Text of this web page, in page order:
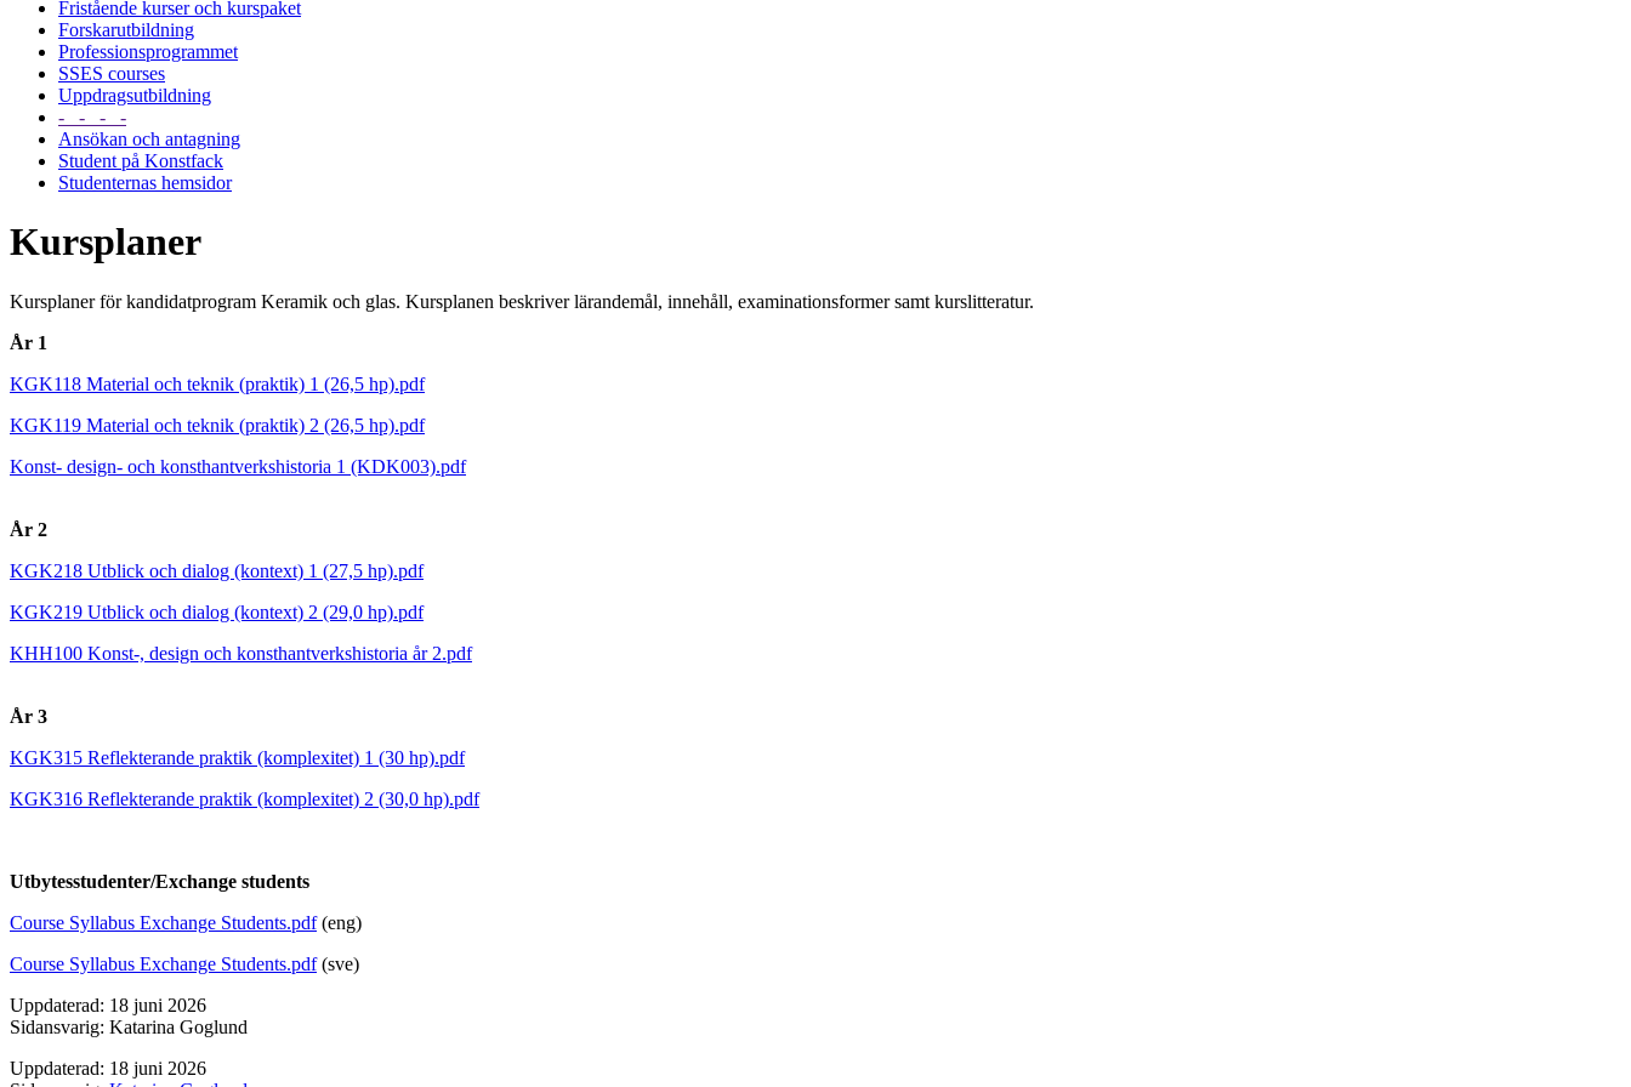
Fristående kurser och kurspaket
Forskarutbildning
Professionsprogrammet
SSES courses
Uppdragsutbildning
- - - -
Ansökan och antagning
Student på Konstfack
Studenternas hemsidor
Kursplaner
Kursplaner för kandidatprogram Keramik och glas. Kursplanen beskriver lärandemål, innehåll, examinationsformer samt kurslitteratur.
År 1
KGK118 Material och teknik (praktik) 1 (26,5 hp).pdf
KGK119 Material och teknik (praktik) 2 (26,5 hp).pdf
Konst- design- och konsthantverkshistoria 1 (KDK003).pdf
År 2
KGK218 Utblick och dialog (kontext) 1 (27,5 hp).pdf
KGK219 Utblick och dialog (kontext) 2 (29,0 hp).pdf
KHH100 Konst-, design och konsthantverkshistoria år 2.pdf
År 3
KGK315 Reflekterande praktik (komplexitet) 1 (30 hp).pdf
KGK316 Reflekterande praktik (komplexitet) 2 (30,0 hp).pdf
Utbytesstudenter/Exchange students
Course Syllabus Exchange Students.pdf(eng)
Course Syllabus Exchange Students.pdf(sve)
Uppdaterad: 18 juni 2026
Sidansvarig: Katarina Goglund
Uppdaterad: 18 juni 2026